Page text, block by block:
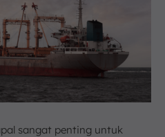
sangat penting untuk